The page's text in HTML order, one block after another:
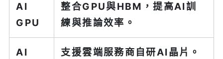
AI
GPU
整合GPU與HBM，提高AI訓
練與推論效率。
AI
支援雲端服務商自研AI晶片。